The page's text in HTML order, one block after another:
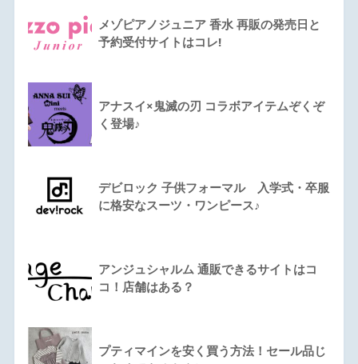
メゾピアノジュニア 香水 再販の発売日と
予約受付サイトはコレ!
アナスイ×鬼滅の刃 コラボアイテムぞくぞ
く登場♪
デビロック 子供フォーマル 入学式・卒服
に格安なスーツ・ワンピース♪
アンジュシャルム 通販できるサイトはコ
コ！店舗はある？
プティマインを安く買う方法！セール品じ